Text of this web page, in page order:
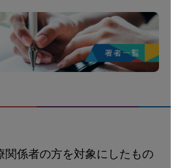
関係者の方を対象にしたもの